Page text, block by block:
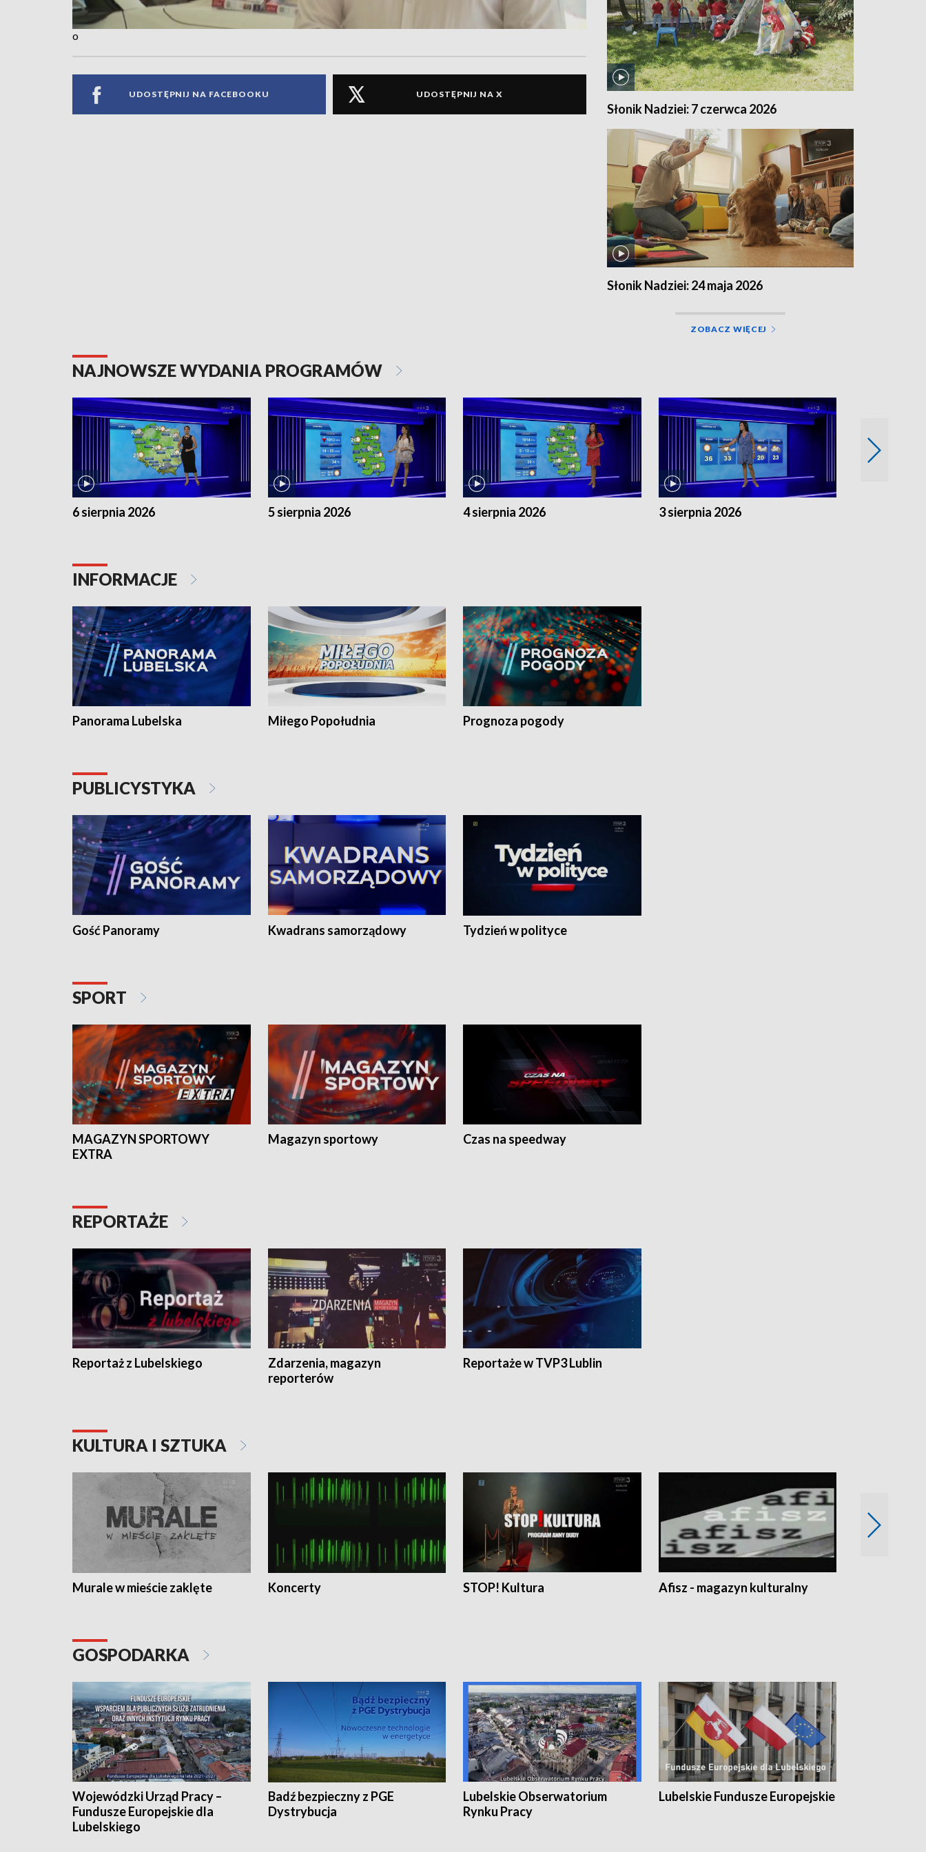
o
UDOSTĘPNIJ NA FACEBOOKU UDOSTĘPNIJ NA X
Słonik Nadziei: 7 czerwca 2026
Słonik Nadziei: 24 maja 2026
ZOBACZ WIĘCEJ
NAJNOWSZE WYDANIA PROGRAMÓW
6 sierpnia 2026 5 sierpnia 2026 4 sierpnia 2026 3 sierpnia 2026
INFORMACJE
Panorama Lubelska Miłego Popołudnia Prognoza pogody
PUBLICYSTYKA
Gość Panoramy Kwadrans samorządowy Tydzień w polityce
SPORT
MAGAZYN SPORTOWY
EXTRA
Magazyn sportowy Czas na speedway
REPORTAŻE
Reportaż z Lubelskiego
Zdarzenia, magazyn
reporterów
Reportaże w TVP3 Lublin
KULTURA I SZTUKA
Murale w mieście zaklęte Koncerty STOP! Kultura Afisz - magazyn kulturalny
GOSPODARKA
Wojewódzki Urząd Pracy –
Fundusze Europejskie dla
Lubelskiego
Badź bezpieczny z PGE
Dystrybucja
Lubelskie Obserwatorium
Rynku Pracy
Lubelskie Fundusze Europejskie